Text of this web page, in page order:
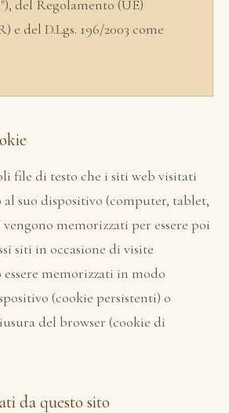
del Regolamento (UE)
e del D.Lgs. 196/2003 come
file di testo che i siti web visitati
suo dispositivo (computer, tablet,
memorizzati per essere poi
siti in occasione di visite
essere memorizzati in modo
(cookie persistenti) o
del browser (cookie di
da questo sito